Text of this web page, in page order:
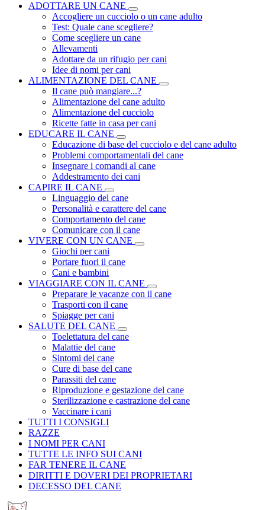
ADOTTARE UN CANE
Accogliere un cucciolo o un cane adulto
Test: Quale cane scegliere?
Come scegliere un cane
Allevamenti
Adottare da un rifugio per cani
Idee di nomi per cani
ALIMENTAZIONE DEL CANE
Il cane può mangiare...?
Alimentazione del cane adulto
Alimentazione del cucciolo
Ricette fatte in casa per cani
EDUCARE IL CANE
Educazione di base del cucciolo e del cane adulto
Problemi comportamentali del cane
Insegnare i comandi al cane
Addestramento dei cani
CAPIRE IL CANE
Linguaggio del cane
Personalità e carattere del cane
Comportamento del cane
Comunicare con il cane
VIVERE CON UN CANE
Giochi per cani
Portare fuori il cane
Cani e bambini
VIAGGIARE CON IL CANE
Preparare le vacanze con il cane
Trasporti con il cane
Spiagge per cani
SALUTE DEL CANE
Toelettatura del cane
Malattie del cane
Sintomi del cane
Cure di base del cane
Parassiti del cane
Riproduzione e gestazione del cane
Sterilizzazione e castrazione del cane
Vaccinare i cani
TUTTI I CONSIGLI
RAZZE
I NOMI PER CANI
TUTTE LE INFO SUI CANI
FAR TENERE IL CANE
DIRITTI E DOVERI DEI PROPRIETARI
DECESSO DEL CANE